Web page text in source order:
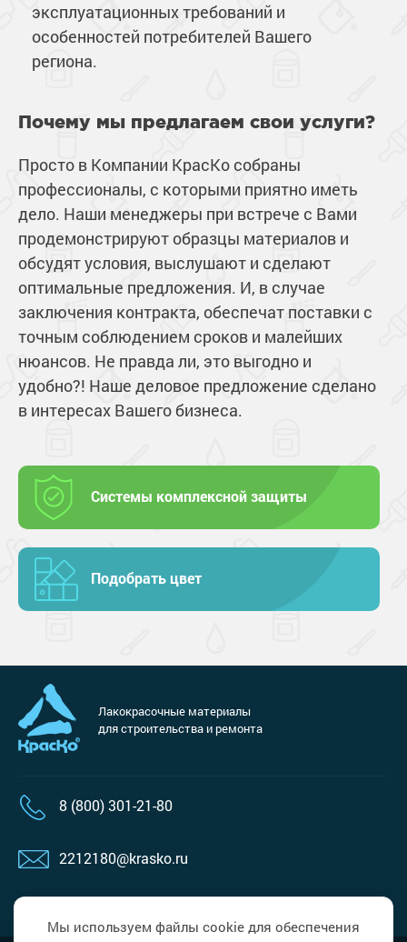
эксплуатационных требований и
особенностей потребителей Вашего
региона.
Почему мы предлагаем свои услуги?
Просто в Компании КрасКо собраны
профессионалы, с которыми приятно иметь
дело. Наши менеджеры при встрече с Вами
продемонстрируют образцы материалов и
обсудят условия, выслушают и сделают
оптимальные предложения. И, в случае
заключения контракта, обеспечат поставки с
точным соблюдением сроков и малейших
нюансов. Не правда ли, это выгодно и
удобно?! Наше деловое предложение сделано
в интересах Вашего бизнеса.
Системы комплексной защиты
Подобрать цвет
Лакокрасочные материалы
для строительства и ремонта
8 (800) 301-21-80
2212180@krasko.ru
Мы используем файлы cookie для обеспечения